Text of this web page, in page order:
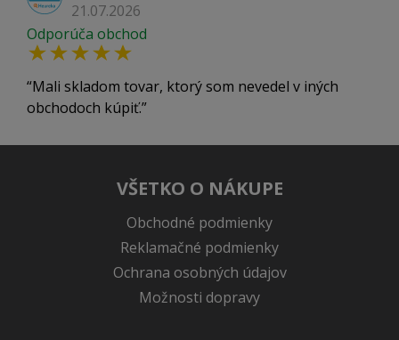
21.07.2026
Odporúča obchod
Mali skladom tovar, ktorý som nevedel v iných
obchodoch kúpiť.
VŠETKO O NÁKUPE
Obchodné podmienky
Reklamačné podmienky
Ochrana osobných údajov
Možnosti dopravy